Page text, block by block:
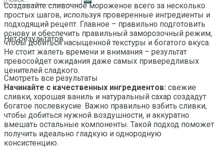
Нет результатов
Смотреть все результаты
Создавайте сливочное мороженое всего за несколько
простых шагов, используя проверенные ингредиенты и
подходящий рецепт. Главное – правильно подготовить
основу и обеспечить правильный заморозочный режим,
чтобы добиться насыщенной текстуры и богатого вкуса.
Не стоит жалеть времени и внимания – результат
превосойдет ожидания даже самых привередливых
ценителей сладкого.
Начинайте с качественных ингредиентов: свежие
сливки, хорошая ваниль и натуральный сахар создадут
богатое послевкусие. Важно правильно взбить сливки,
чтобы добиться нужной воздушности, и аккуратно
вмешать остальные компоненты. Такой подход поможет
получить идеально гладкую и однородную
консистенцию.